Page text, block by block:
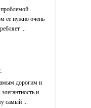
ее нужно очень
...
дорогим и
и
самый ...